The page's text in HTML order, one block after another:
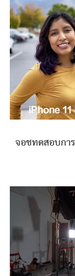
จอชทดสอบกา